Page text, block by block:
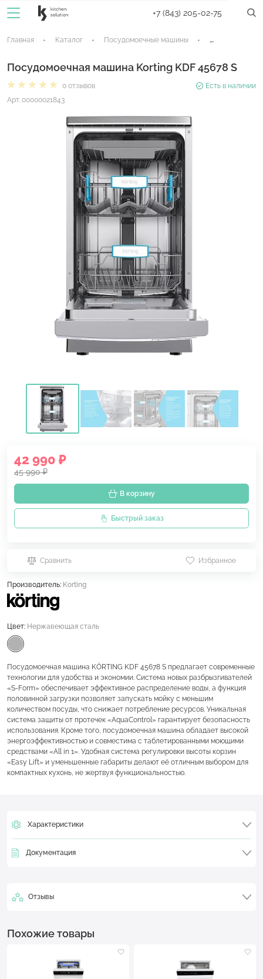
+7 (843) 205-02-75
Главная Каталог Посудомоечные машины
Посудомоечная машина Korting KDF 45678 S
0 отзывов
Есть в наличии
Арт. 00000021843
42 990 ₽
45 990 ₽
В корзину
Быстрый заказ
Сравнить Избранное
Производитель: Korting
Цвет: Нержавеющая сталь
Посудомоечная машина KÖRTING KDF 45678 S предлагает современные
технологии для удобства и экономии. Система новых разбрызгивателей
«S-Form» обеспечивает эффективное распределение воды, а функция
половинной загрузки позволяет запускать мойку с меньшим
количеством посуды, что снижает потребление ресурсов. Уникальная
система защиты от протечек «AquaControl» гарантирует безопасность
использования. Кроме того, посудомоечная машина обладает высокой
энергоэффективностью и совместима с таблетированными моющими
средствами «All in 1». Удобная система регулировки высоты корзин
«Easy Lift» и уменьшенные габариты делают её отличным выбором для
компактных кухонь, не жертвуя функциональностью.
Характеристики
Документация
Отзывы
Похожие товары